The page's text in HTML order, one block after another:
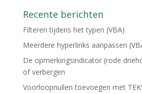
Recente berichten
Filteren tijdens het typen (VBA)
Meerdere hyperlinks aanpassen
De opmerkingsindicator (rode
of verbergen
Voorloopnullen toevoegen met